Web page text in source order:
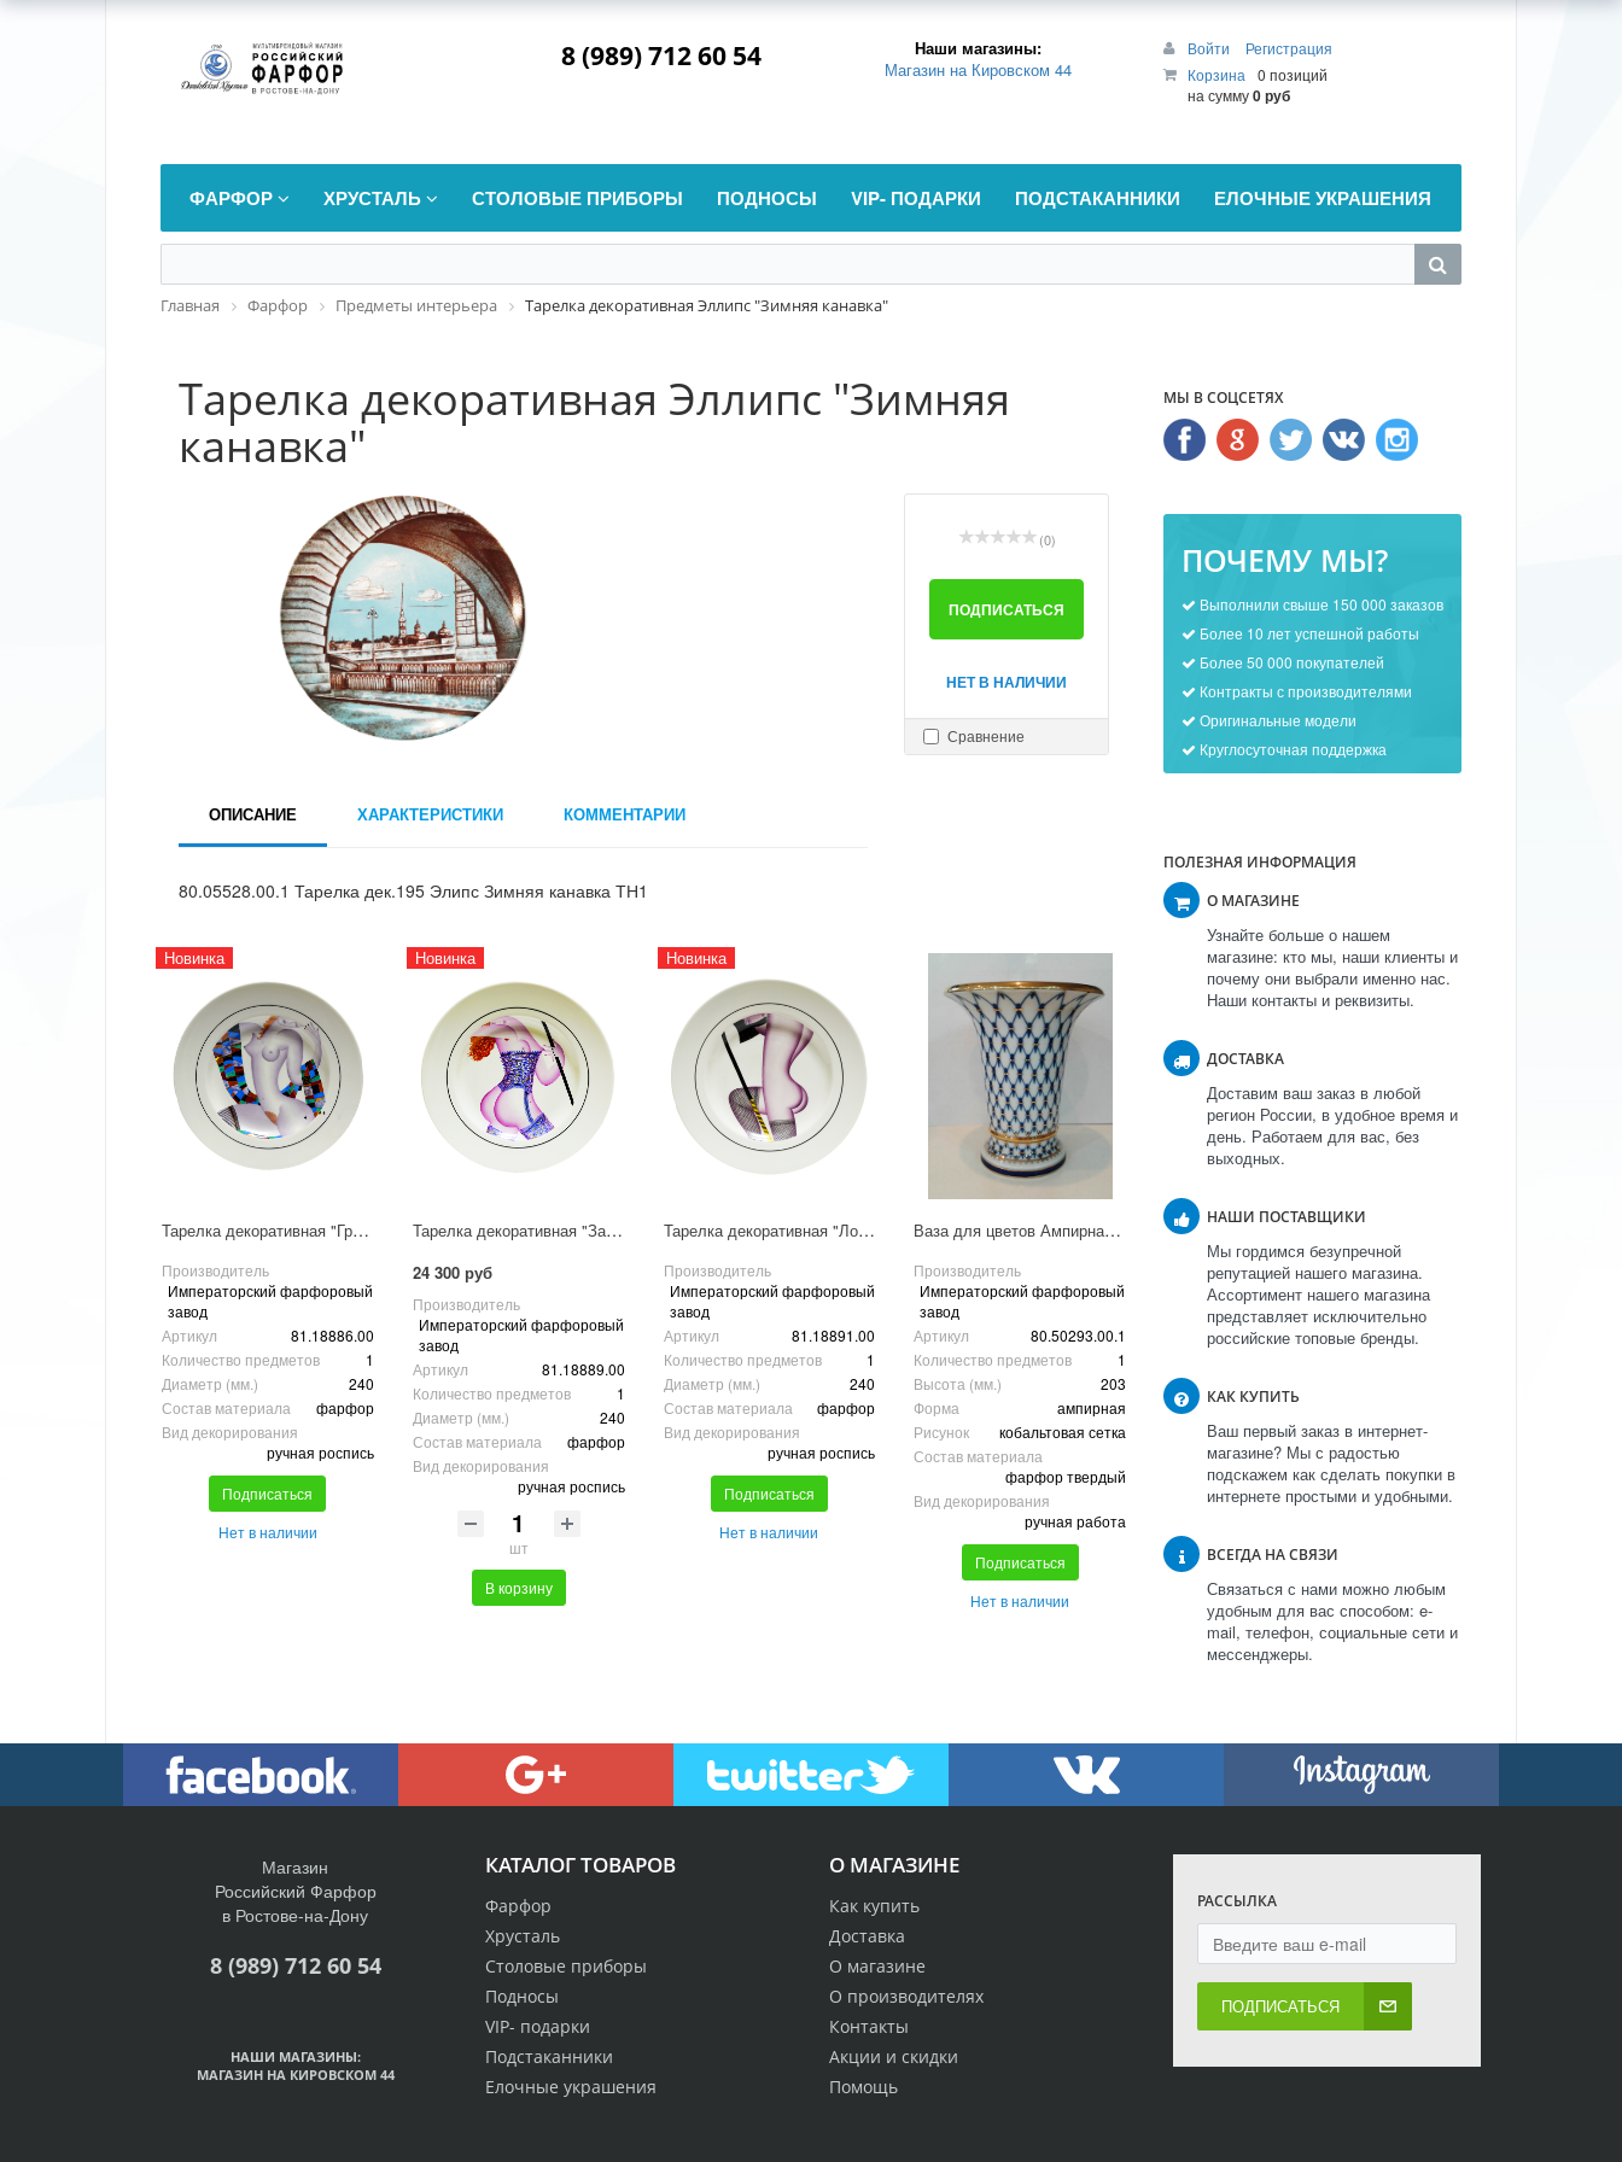
8 (989) 712 60 54
Наши магазины:
Магазин на Кировском 44
Войти
Регистрация
Корзина
0 позиций
на сумму0 руб
ФАРФОР ХРУСТАЛЬ СТОЛОВЫЕ ПРИБОРЫ ПОДНОСЫ VIP- ПОДАРКИ ПОДСТАКАННИКИ ЕЛОЧНЫЕ УКРАШЕНИЯ
Главная Фарфор Предметы интерьера Тарелка декоративная Эллипс "Зимняя канавка"
Тарелка декоративная Эллипс "Зимняя
канавка"
(0)
ПОДПИСАТЬСЯ
НЕТ В НАЛИЧИИ
Сравнение
ОПИСАНИЕ ХАРАКТЕРИСТИКИ КОММЕНТАРИИ
80.05528.00.1 Тарелка дек.195 Элипс Зимняя канавка ТН1
Новинка
Тарелка декоративная "Грусть-тоска"
Производитель
Императорский фарфоровый
завод
Артикул
81.18886.00
Количество предметов
1
Диаметр (мм.)
240
Состав материала
фарфор
Вид декорирования
ручная роспись
Подписаться
Нет в наличии
Новинка
Тарелка декоративная "Зара"
24 300 руб
Производитель
Императорский фарфоровый
завод
Артикул
81.18889.00
Количество предметов
1
Диаметр (мм.)
240
Состав материала
фарфор
Вид декорирования
ручная роспись
шт
В корзину
Новинка
Тарелка декоративная "Лола"
Производитель
Императорский фарфоровый
завод
Артикул
81.18891.00
Количество предметов
1
Диаметр (мм.)
240
Состав материала
фарфор
Вид декорирования
ручная роспись
Подписаться
Нет в наличии
Ваза для цветов Ампирная "Кобальтовая сетка"
Производитель
Императорский фарфоровый
завод
Артикул
80.50293.00.1
Количество предметов
1
Высота (мм.)
203
Форма
ампирная
Рисунок
кобальтовая сетка
Состав материала
фарфор твердый
Вид декорирования
ручная работа
Подписаться
Нет в наличии
МЫ В СОЦСЕТЯХ
ПОЧЕМУ МЫ?
Выполнили свыше 150 000 заказов
Более 10 лет успешной работы
Более 50 000 покупателей
Контракты с производителями
Оригинальные модели
Круглосуточная поддержка
ПОЛЕЗНАЯ ИНФОРМАЦИЯ
О МАГАЗИНЕ
Узнайте больше о нашем
магазине: кто мы, наши клиенты и
почему они выбрали именно нас.
Наши контакты и реквизиты.
ДОСТАВКА
Доставим ваш заказ в любой
регион России, в удобное время и
день. Работаем для вас, без
выходных.
НАШИ ПОСТАВЩИКИ
Мы гордимся безупречной
репутацией нашего магазина.
Ассортимент нашего магазина
представляет исключительно
российские топовые бренды.
КАК КУПИТЬ
Ваш первый заказ в интернет-
магазине? Мы с радостью
подскажем как сделать покупки в
интернете простыми и удобными.
ВСЕГДА НА СВЯЗИ
Связаться с нами можно любым
удобным для вас способом: e-
mail, телефон, социальные сети и
мессенджеры.
О МАГАЗИНЕ
Как купить
Доставка
О магазине
О производителях
Контакты
Акции и скидки
Помощь
КАТАЛОГ ТОВАРОВ
Фарфор
Хрусталь
Столовые приборы
Подносы
VIP- подарки
Подстаканники
Елочные украшения
РАССЫЛКА
ПОДПИСАТЬСЯ
Магазин
Российский Фарфор
в Ростове-на-Дону
8 (989) 712 60 54
НАШИ МАГАЗИНЫ:
МАГАЗИН НА КИРОВСКОМ 44